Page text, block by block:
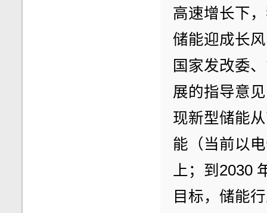
高速增长下
储能迎成长
国家发改委
展的指导意
现新型储能
能（当前以
上；到2030
目标，储能